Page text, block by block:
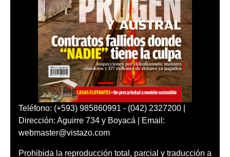
Teléfono: (+593) 985860991 - (042) 2327200 |
Dirección: Aguirre 734 y Boyacá | Email:
webmaster@vistazo.com
Prohibida la reproducción total, parcial y traducción a